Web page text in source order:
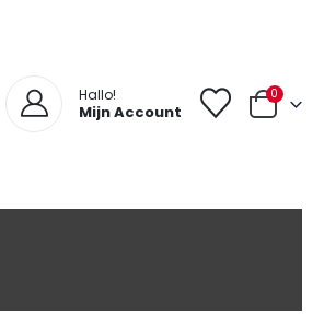
Hallo!
Mijn Account
0